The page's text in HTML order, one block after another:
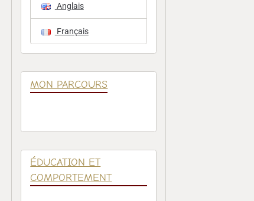
Anglais
Français
MON PARCOURS
ÉDUCATION ET
COMPORTEMENT